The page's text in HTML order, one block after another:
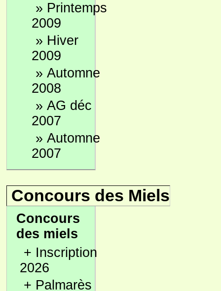
» Printemps
2009
» Hiver
2009
» Automne
2008
» AG déc
2007
» Automne
2007
Concours des Miels
Concours
des miels
+ Inscription
2026
+ Palmarès